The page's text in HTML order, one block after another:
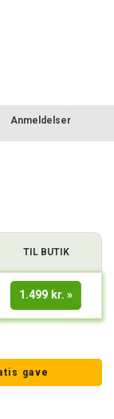
Anmeldelser
TIL BUTIK
1.499 kr.
gave